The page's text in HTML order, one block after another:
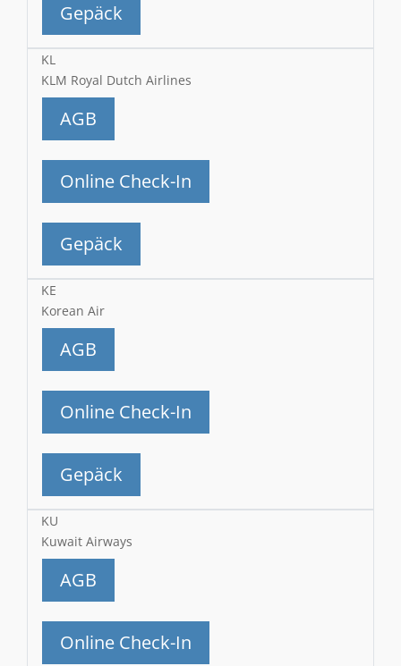
Gepäck
KL
KLM Royal Dutch Airlines
AGB
Online Check-In
Gepäck
KE
Korean Air
AGB
Online Check-In
Gepäck
KU
Kuwait Airways
AGB
Online Check-In